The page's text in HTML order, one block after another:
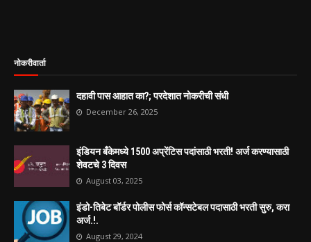
नोकरीवार्ता
दहावी पास आहात का?; परदेशात नोकरीची संधी
December 26, 2025
इंडियन बँकेमध्ये 1500 अप्रेंटिस पदांसाठी भरती! अर्ज करण्यासाठी
शेवटचे 3 दिवस
August 03, 2025
इंडो-तिबेट बॉर्डर पोलीस फोर्स कॉन्सटेबल पदासाठी भरती सुरु, करा
अर्ज.!.
August 29, 2024